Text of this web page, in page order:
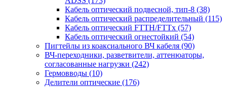
Кабель оптический подвесной, тип-8 (38)
Кабель оптический распределительный (115)
Кабель оптический FTTH/FTTx (57)
Кабель оптический огнестойкий (54)
Пигтейлы из коаксиального ВЧ кабеля (90)
ВЧ-переходники, разветвители, аттенюаторы,
согласованные нагрузки (242)
Гермовводы (10)
Делители оптические (176)